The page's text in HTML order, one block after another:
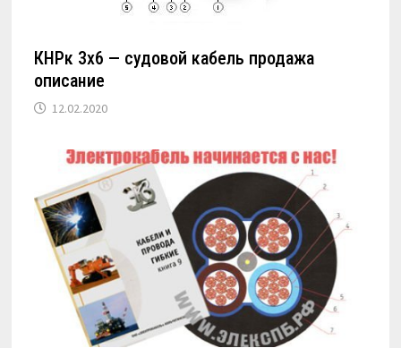
КНРк 3х6 — судовой кабель продажа
описание
12.02.2020